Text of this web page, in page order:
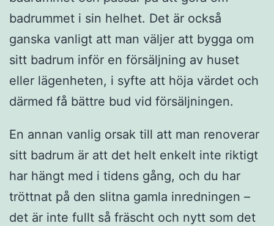
badrummet i sin helhet. Det är också
ganska vanligt att man väljer att bygga om
sitt badrum inför en försäljning av huset
eller lägenheten, i syfte att höja värdet och
därmed få bättre bud vid försäljningen.
En annan vanlig orsak till att man renoverar
sitt badrum är att det helt enkelt inte riktigt
har hängt med i tidens gång, och du har
tröttnat på den slitna gamla inredningen –
det är inte fullt så fräscht och nytt som det